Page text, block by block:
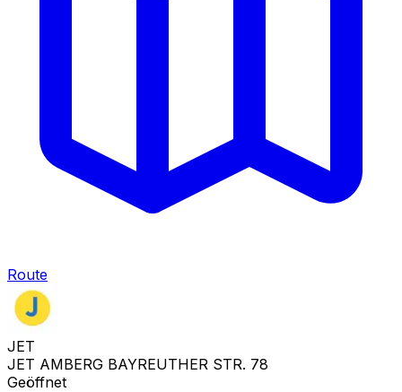
Route
JET
JET AMBERG BAYREUTHER STR. 78
Geöffnet